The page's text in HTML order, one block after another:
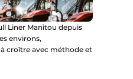
Liner Manitou depuis
environs,
croître avec méthode et